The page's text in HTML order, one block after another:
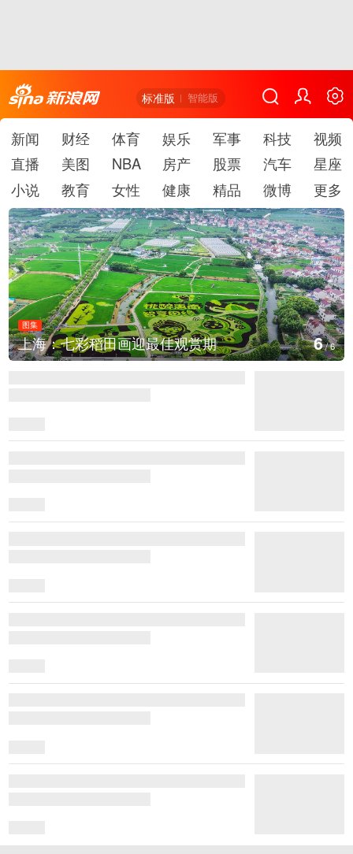
标准版 智能版
新闻 财经 体育 娱乐 军事 科技
视频
直播
美图 NBA 房产 股票 汽车
星座
小说
教育 女性 健康 精品 微博 更多
图集
厄瓜多尔总统诺沃亚会见阿根廷总统米莱
1/6